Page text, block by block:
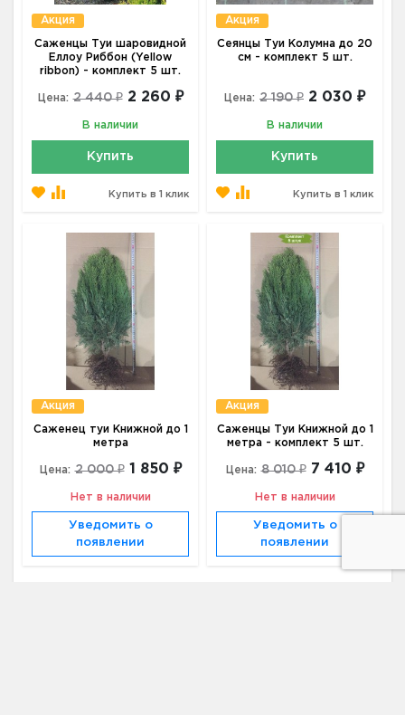
Акция
Саженцы Туи шаровидной
Еллоу Риббон (Yellow
ribbon) - комплект 5 шт.
Цена: 2 440 ₽ 2 260 ₽
В наличии
Купить
Купить в 1 клик
Акция
Сеянцы Туи Колумна до 20
см - комплект 5 шт.
Цена: 2 190 ₽ 2 030 ₽
В наличии
Купить
Купить в 1 клик
Акция
Саженец туи Книжной до 1
метра
Цена: 2 000 ₽ 1 850 ₽
Нет в наличии
Уведомить о
появлении
Акция
Саженцы Туи Книжной до 1
метра - комплект 5 шт.
Цена: 8 010 ₽ 7 410 ₽
Нет в наличии
Уведомить о
появлении